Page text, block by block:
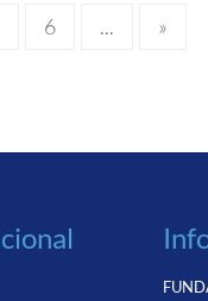
6 ... »